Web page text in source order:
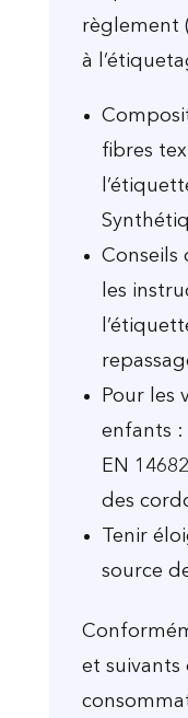
règlement
à
fibres
Conseils
les
Pour les
enfants
EN
des
Tenir
source
et suivants